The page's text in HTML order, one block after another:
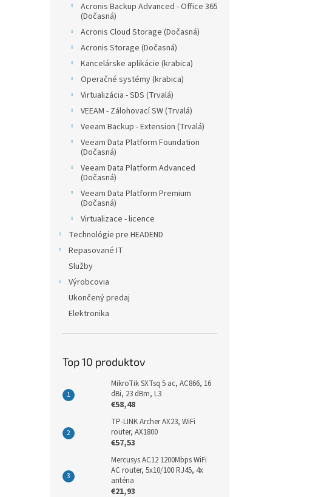
Acronis Backup Advanced - Office 365
(Dočasná)
Acronis Cloud Storage (Dočasná)
Acronis Storage (Dočasná)
Kancelárske aplikácie (krabica)
Operačné systémy (krabica)
Virtualizácia - SDS (Trvalá)
VEEAM - Zálohovací SW (Trvalá)
Veeam Backup - Extension (Trvalá)
Veeam Data Platform Foundation
(Dočasná)
Veeam Data Platform Advanced
(Dočasná)
Veeam Data Platform Premium
(Dočasná)
Virtualizace - licence
Technológie pre HEADEND
Repasované IT
Služby
Výrobcovia
Ukončený predaj
Elektronika
Top 10 produktov
MikroTik SXTsq 5 ac, AC866, 16
dBi, 23 dBm, L3
€58,48
TP-LINK Archer AX23, WiFi
router, AX1800
€57,53
Mercusys AC12 1200Mbps WiFi
AC router, 5x10/100 RJ45, 4x
anténa
€21,93